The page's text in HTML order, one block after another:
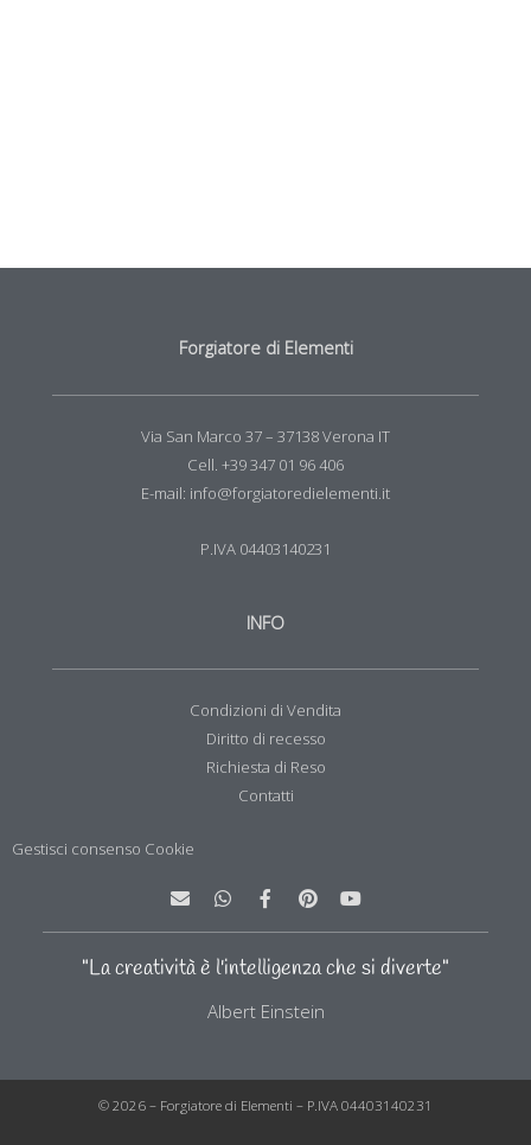
Forgiatore di Elementi
Via San Marco 37 – 37138 Verona IT
Cell. +39 347 01 96 406
E-mail: info@forgiatoredielementi.it
P.IVA 04403140231
INFO
Condizioni di Vendita
Diritto di recesso
Richiesta di Reso
Contatti
Gestisci consenso Cookie
n
e
l
o
h
t
s
a
p
F
a
e
b
o
k
P
i
t
e
r
s
o
t
u
b
"La creatività è l'intelligenza che si diverte"
Albert Einstein
© 2026 – Forgiatore di Elementi – P.IVA 04403140231